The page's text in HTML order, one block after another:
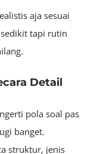
aja sesuai
tapi rutin
Detail
pola soal pas
banget.
struktur, jenis